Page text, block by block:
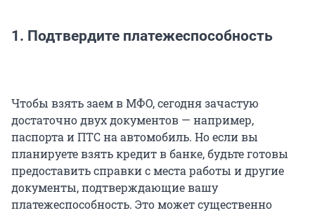
1. Подтвердите платежеспособность
Чтобы взять заем в МФО, сегодня зачастую
достаточно двух документов — например,
паспорта и ПТС на автомобиль. Но если вы
планируете взять кредит в банке, будьте готовы
предоставить справки с места работы и другие
документы, подтверждающие вашу
платежеспособность. Это может существенно